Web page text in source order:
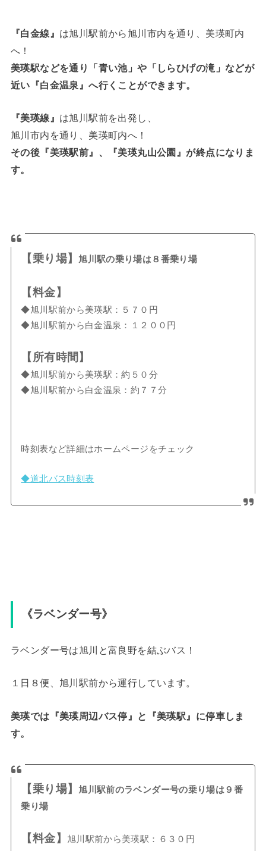
『白金線』 は旭川駅前から旭川市内を通り、美瑛町内
へ！
美瑛駅などを通り「青い池」や「しらひげの滝」などが
近い『白金温泉』へ行くことができます。
『美瑛線』 は旭川駅前を出発し、
旭川市内を通り、美瑛町内へ！
その後『美瑛駅前』、『美瑛丸山公園』が終点になりま
す。
【乗り場】 旭川駅の乗り場は８番乗り場
【料金】
◆旭川駅前から美瑛駅：５７０円
◆旭川駅前から白金温泉：１２００円
【所有時間】
◆旭川駅前から美瑛駅：約５０分
◆旭川駅前から白金温泉：約７７分
時刻表など詳細はホームページをチェック
◆道北バス時刻表
《ラベンダー号》
ラベンダー号は旭川と富良野を結ぶバス！
１日８便、旭川駅前から運行しています。
美瑛では『美瑛周辺バス停』と『美瑛駅』に停車しま
す。
【乗り場】
旭川駅前のラベンダー号の乗り場は９番
乗り場
【料金】 旭川駅前から美瑛駅：６３０円